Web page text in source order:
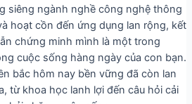
siêng ngành nghề công nghệ thông
hoạt cồn đến ứng dụng lan rộng, kết
chứng minh mình là một trong
cuộc sống hàng ngày của con bạn.
bắc hôm nay bền vững đã còn lan
từ khoa học lanh lợi đến câu hỏi cải